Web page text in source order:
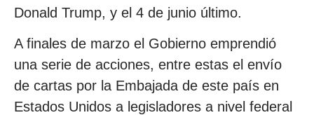
Donald Trump, y el 4 de junio último.
A finales de marzo el Gobierno emprendió
una serie de acciones, entre estas el envío
de cartas por la Embajada de este país en
Estados Unidos a legisladores a nivel federal